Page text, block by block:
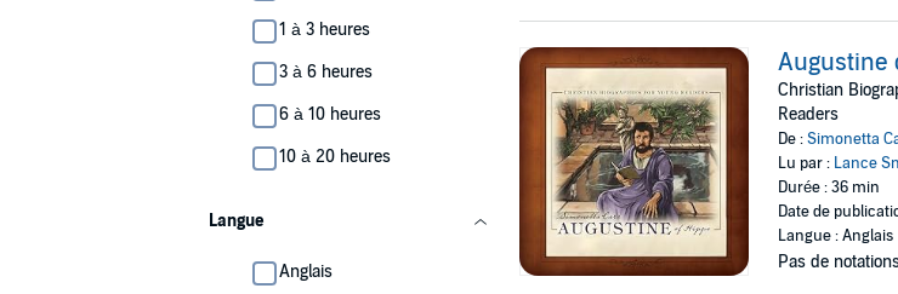
1 à 3 heures
3 à 6 heures
6 à 10 heures
10 à 20 heures
Langue
Anglais
Augustine
Christian
Readers
De :Simonetta
Lu par : Lance
Durée : 36 min
Date de
Langue : Anglais
Pas de